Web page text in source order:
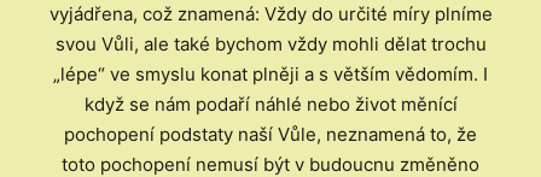
vyjádřena, což znamená: Vždy do určité míry plníme
svou Vůli, ale také bychom vždy mohli dělat trochu
„lépe“ ve smyslu konat plněji a s větším vědomím. I
když se nám podaří náhlé nebo život měnící
pochopení podstaty naší Vůle, neznamená to, že
toto pochopení nemusí být v budoucnu změněno